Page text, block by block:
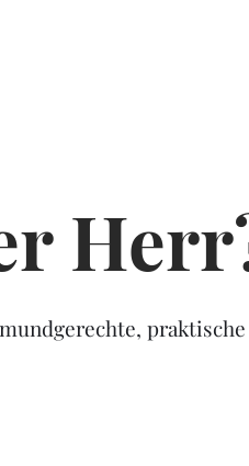
praktische